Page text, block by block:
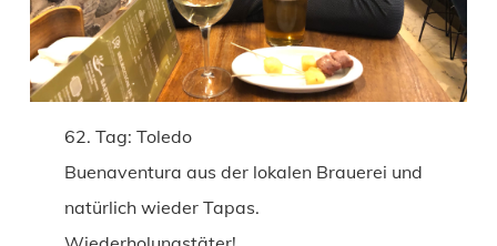
62. Tag: Toledo
Buenaventura aus der lokalen Brauerei und
natürlich wieder Tapas.